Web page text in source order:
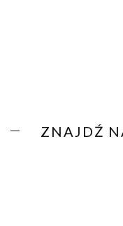
ZNAJDŹ